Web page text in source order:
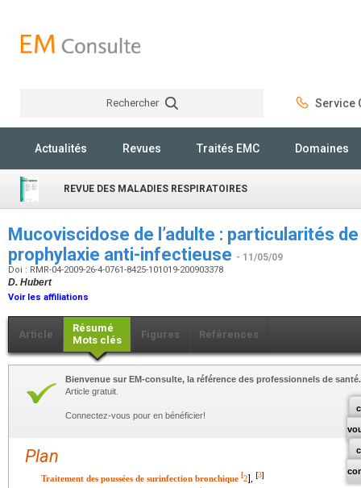
Rechercher Service
Actualités Revues Traités EMC Domaines
REVUE DES MALADIES RESPIRATOIRES
Mucoviscidose de l’adulte : particularités
prophylaxie anti-infectieuse - 11/05/09
Doi : RMR-04-2009-26-4-0761-8425-101019-200903378
D. Hubert
Voir les affiliations
Article
Résumé
Mots clés
Figures Références
Bienvenue sur EM-consulte, la référence des professionnels de santé.
Article gratuit.
Connectez-vous pour en bénéficier!
Plan
Traitement des poussées de surinfection bronchique [2], [3]